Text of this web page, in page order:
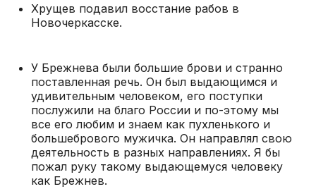
Хрущев подавил восстание рабов в
Новочеркасске.
У Брежнева были большие брови и странно
поставленная речь. Он был выдающимся и
удивительным человеком, его поступки
послужили на благо России и по-этому мы
все его любим и знаем как пухленького и
большебрового мужичка. Он направлял свою
деятельность в разных направлениях. Я бы
пожал руку такому выдающемуся человеку
как Брежнев.